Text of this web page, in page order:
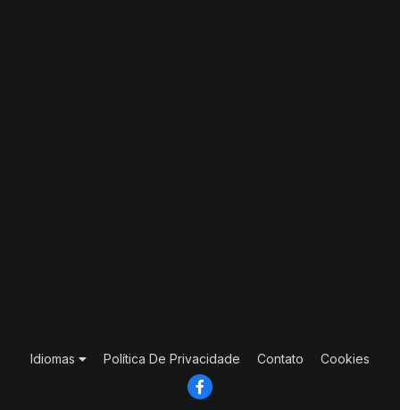
Idiomas Política De Privacidade Contato Cookies